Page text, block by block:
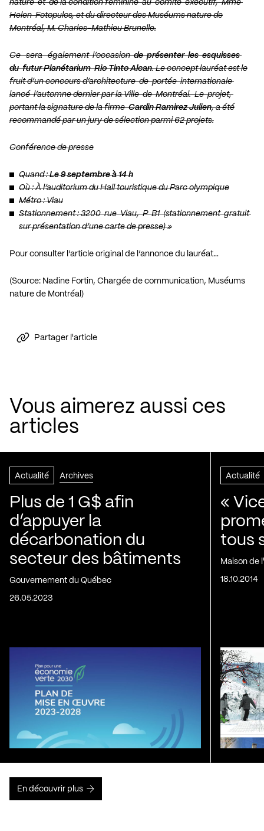
nature et de la condition féminine au comité exécutif, Mme
Helen Fotopulos, et du directeur des Muséums nature de
Montréal, M. Charles-Mathieu Brunelle.
Ce sera également l’occasionde présenter les esquisses
du futur Planétarium Rio Tinto Alcan. Le concept lauréat est le
fruit d’un concours d’architecture de portée internationale
lancé l’automne dernier par la Ville de Montréal. Le projet,
portant la signature de la firmeCardin Ramirez Julien, a été
recommandé par un jury de sélection parmi 62 projets.
Conférence de presse
Quand :Le 9 septembre à 14 h
Où : À l’auditorium du Hall touristique du Parc olympique
Métro : Viau
Stationnement : 3200 rue Viau, P B1 (stationnement gratuit
sur présentation d’une carte de presse) »
Pour consulter l’article original de l’annonce du lauréat…
(Source: Nadine Fortin, Chargée de communication, Muséums
nature de Montréal)
Partager l'article
Vous aimerez aussi ces
articles
Actualité Archives
Plus de 1 G$ afin
d’appuyer la
décarbonation du
secteur des bâtiments
Gouvernement du Québec
26.05.2023
Actualité
«
tous
Maison de
18.10.2014
En découvrir plus